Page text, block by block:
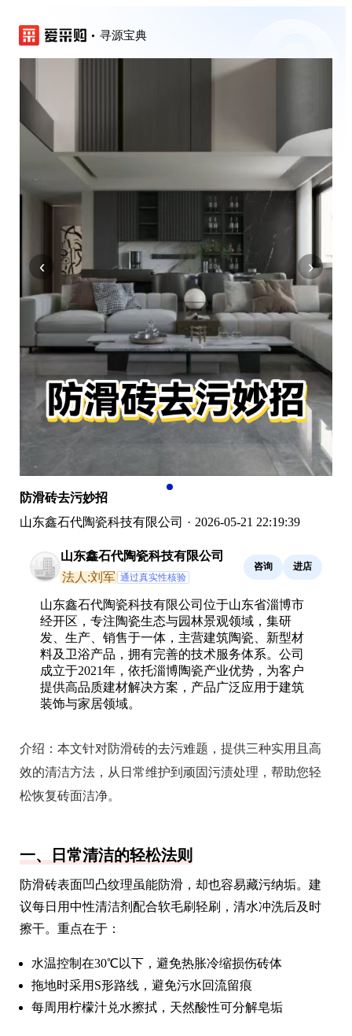
寻源宝典
‹ ›
防滑砖去污妙招
山东鑫石代陶瓷科技有限公司 · 2026-05-21 22:19:39
山东鑫石代陶瓷科技有限公司
法人:刘军 通过真实性核验
咨询 进店
山东鑫石代陶瓷科技有限公司位于山东省淄博市
经开区，专注陶瓷生态与园林景观领域，集研
发、生产、销售于一体，主营建筑陶瓷、新型材
料及卫浴产品，拥有完善的技术服务体系。公司
成立于2021年，依托淄博陶瓷产业优势，为客户
提供高品质建材解决方案，产品广泛应用于建筑
装饰与家居领域。
介绍： 本文针对防滑砖的去污难题，提供三种实用且高
效的清洁方法，从日常维护到顽固污渍处理，帮助您轻
松恢复砖面洁净。
一、日常清洁的轻松法则
防滑砖表面凹凸纹理虽能防滑，却也容易藏污纳垢。建
议每日用中性清洁剂配合软毛刷轻刷，清水冲洗后及时
擦干。重点在于：
水温控制在30℃以下，避免热胀冷缩损伤砖体
拖地时采用S形路线，避免污水回流留痕
每周用柠檬汁兑水擦拭，天然酸性可分解皂垢